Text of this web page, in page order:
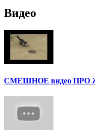
Видео
СМЕШНОЕ видео ПРО